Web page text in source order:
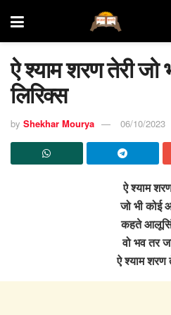
ऐ श्याम शरण तेरी
लिरिक्स
by Shekhar Mourya 06/10/2023
ऐ श्याम
जो भी कोई
कहते
वो भव तर
ऐ श्याम शरण